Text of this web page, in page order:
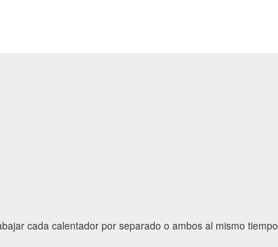
cada calentador por separado o ambos al mismo tiempo